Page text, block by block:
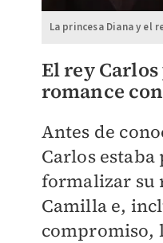
La princesa Diana y el
El rey
romance
Antes de
Carlos estaba
formalizar su
Camilla e,
compromiso,